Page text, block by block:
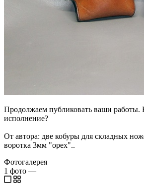
Продолжаем публиковать ваши работы.
исполнение?
От автора: две кобуры для складных
воротка 3мм "орех"..
Фотогалерея
1 фото —